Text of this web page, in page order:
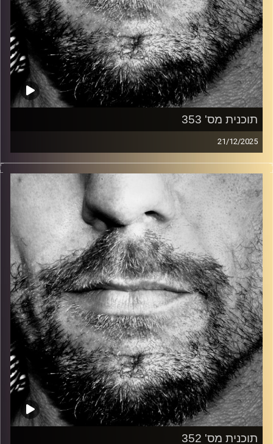
תוכנית מס' 353
21/12/2025
זיפים, מוזיקה מחוספסת של הופעות חיות. הרבה ג'אם, רוק,
בלוז, bluegrass, ג'אז, Fאנק, פרוגרסיב ואפילו אלקטרוניקה.
כל מה שחי, אמיתי ונושם.
עם שמוליק רגב.
קרדיט תמונות: David Goehring
תוכנית מס' 352